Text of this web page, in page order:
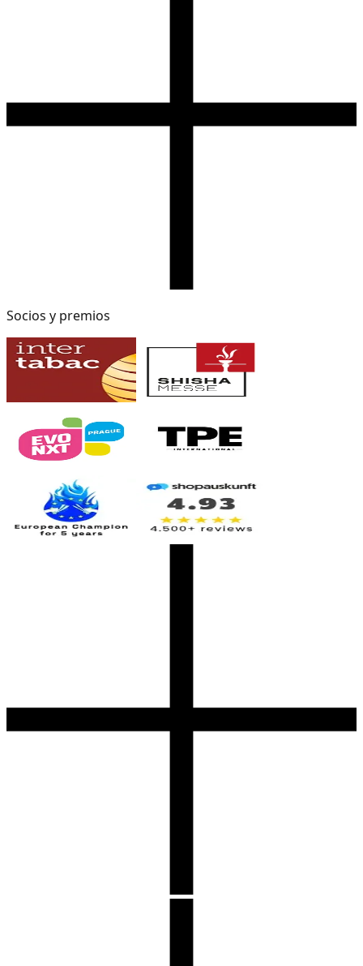
Socios y premios